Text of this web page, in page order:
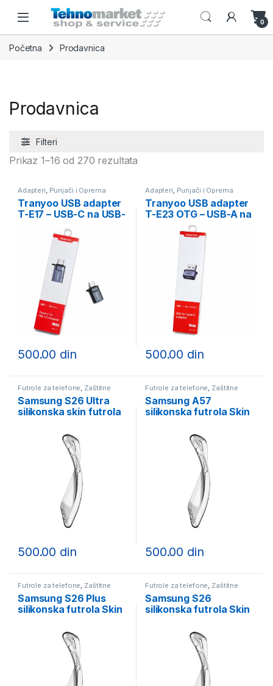
Skip to navigation
Skip to content
Open 0
Početna Prodavnica
Prodavnica
Filteri
Prikaz 1–16 od 270 rezultata
Adapteri, Punjači i Oprema
Tranyoo USB adapter
T-E17 – USB-C na USB-
500.00 din
Adapteri, Punjači i Oprema
Tranyoo USB adapter
T-E23 OTG – USB-A na
500.00 din
Futrole za telefone, Zaštitne
Samsung S26 Ultra
silikonska skin futrola
500.00 din
Futrole za telefone, Zaštitne
Samsung A57
silikonska futrola Skin
500.00 din
Futrole za telefone, Zaštitne
Samsung S26 Plus
silikonska futrola Skin
Futrole za telefone, Zaštitne
Samsung S26
silikonska futrola Skin